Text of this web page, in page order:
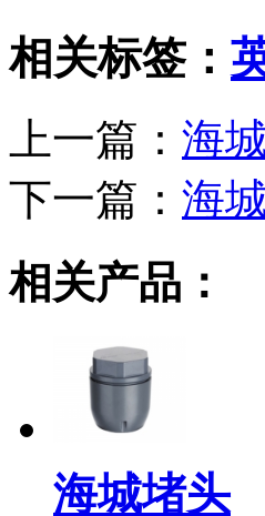
相关标签：
上一篇： 海
下一篇： 海
相关产品：
海城堵头